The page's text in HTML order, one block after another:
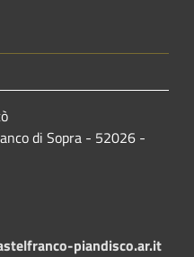
di Sopra - 52026 -
piandisco.ar.it